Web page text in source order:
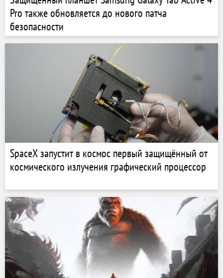
Pro также обновляется до нового патча
безопасности
SpaceX запустит в космос первый защищённый от
космического излучения графический процессор